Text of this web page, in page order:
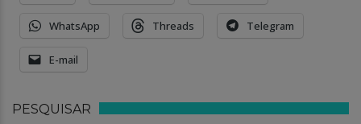
WhatsApp Threads Telegram
E-mail
PESQUISAR